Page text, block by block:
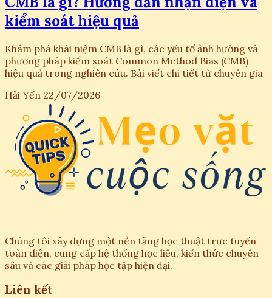
kiểm soát hiệu quả
Khám phá khái niệm CMB là gì, các yếu tố ảnh hưởng và
phương pháp kiểm soát Common Method Bias (CMB)
hiệu quả trong nghiên cứu. Bài viết chi tiết từ chuyên gia
Hải Yến 22/07/2026
Chúng tôi xây dựng một nền tảng học thuật trực tuyến
toàn diện, cung cấp hệ thống học liệu, kiến thức chuyên
sâu và các giải pháp học tập hiện đại.
Liên kết